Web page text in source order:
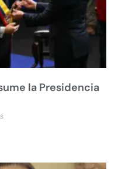
la Presidencia